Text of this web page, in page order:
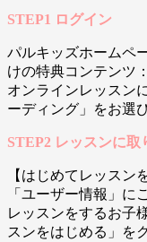
STEP1 ログイン
パルキッズホームペ
けの特典コンテンツ
オンラインレッスン
ーディング」をお選
STEP2 レッスンに
【はじめてレッスン
「ユーザー情報」に
レッスンをするお子
スンをはじめる」を